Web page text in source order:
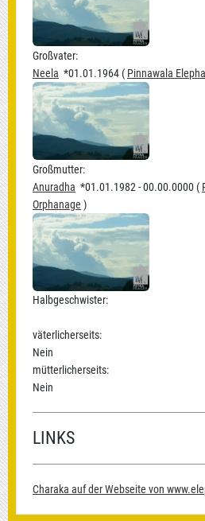
Großvater:
Neela *01.01.1964 ( Pinnawala
Großmutter:
Anuradha *01.01.1982 - 00.00.0000 (
Orphanage )
Halbgeschwister:
väterlicherseits:
Nein
mütterlicherseits:
Nein
LINKS
Charaka auf der Webseite von